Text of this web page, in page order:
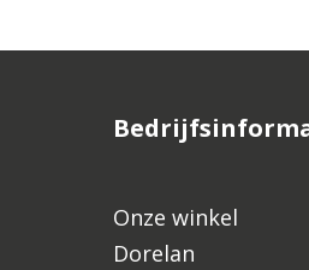
Onze winkel
Dorelan